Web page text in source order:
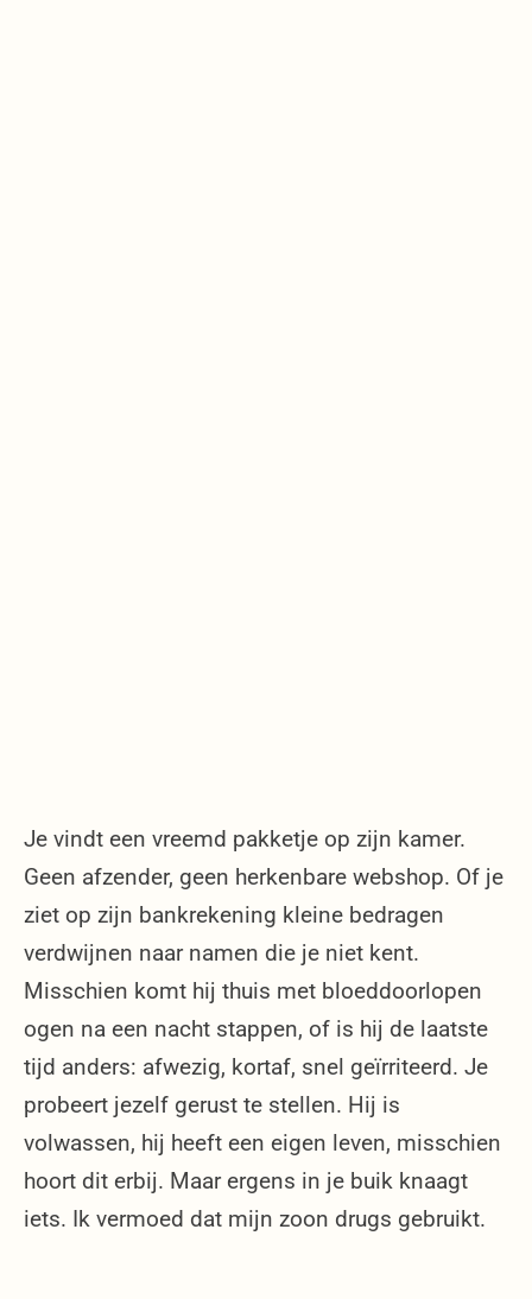
Je vindt een vreemd pakketje op zijn kamer.
Geen afzender, geen herkenbare webshop. Of je
ziet op zijn bankrekening kleine bedragen
verdwijnen naar namen die je niet kent.
Misschien komt hij thuis met bloeddoorlopen
ogen na een nacht stappen, of is hij de laatste
tijd anders: afwezig, kortaf, snel geïrriteerd. Je
probeert jezelf gerust te stellen. Hij is
volwassen, hij heeft een eigen leven, misschien
hoort dit erbij. Maar ergens in je buik knaagt
iets. Ik vermoed dat mijn zoon drugs gebruikt.